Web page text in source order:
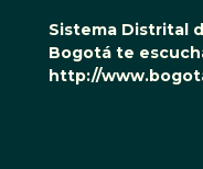
Sistema Distrital
Bogotá te
http://